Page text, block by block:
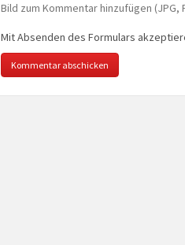
Bild zum Kommentar hinzufügen (JPG,
Mit Absenden des Formulars